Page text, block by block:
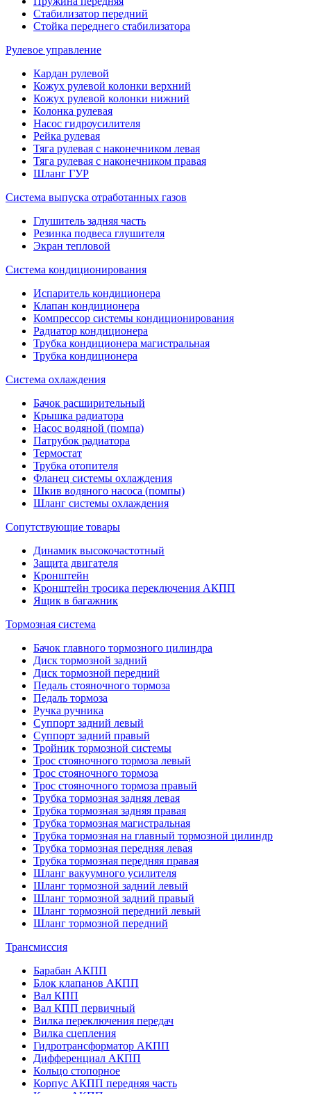
Стабилизатор передний
Стойка переднего стабилизатора
Рулевое управление
Кардан рулевой
Кожух рулевой колонки верхний
Кожух рулевой колонки нижний
Колонка рулевая
Насос гидроусилителя
Рейка рулевая
Тяга рулевая с наконечником левая
Тяга рулевая с наконечником правая
Шланг ГУР
Система выпуска отработанных газов
Глушитель задняя часть
Резинка подвеса глушителя
Экран тепловой
Система кондиционирования
Испаритель кондиционера
Клапан кондиционера
Компрессор системы кондиционирования
Радиатор кондиционера
Трубка кондиционера магистральная
Трубка кондиционера
Система охлаждения
Бачок расширительный
Крышка радиатора
Насос водяной (помпа)
Патрубок радиатора
Термостат
Трубка отопителя
Фланец системы охлаждения
Шкив водяного насоса (помпы)
Шланг системы охлаждения
Сопутствующие товары
Динамик высокочастотный
Защита двигателя
Кронштейн
Кронштейн тросика переключения АКПП
Ящик в багажник
Тормозная система
Бачок главного тормозного цилиндра
Диск тормозной задний
Диск тормозной передний
Педаль стояночного тормоза
Педаль тормоза
Ручка ручника
Суппорт задний левый
Суппорт задний правый
Тройник тормозной системы
Трос стояночного тормоза левый
Трос стояночного тормоза
Трос стояночного тормоза правый
Трубка тормозная задняя левая
Трубка тормозная задняя правая
Трубка тормозная магистральная
Трубка тормозная на главный тормозной цилиндр
Трубка тормозная передняя левая
Трубка тормозная передняя правая
Шланг вакуумного усилителя
Шланг тормозной задний левый
Шланг тормозной задний правый
Шланг тормозной передний левый
Шланг тормозной передний
Трансмиссия
Барабан АКПП
Блок клапанов АКПП
Вал КПП
Вал КПП первичный
Вилка переключения передач
Вилка сцепления
Гидротрансформатор АКПП
Дифференциал АКПП
Кольцо стопорное
Корпус АКПП передняя часть